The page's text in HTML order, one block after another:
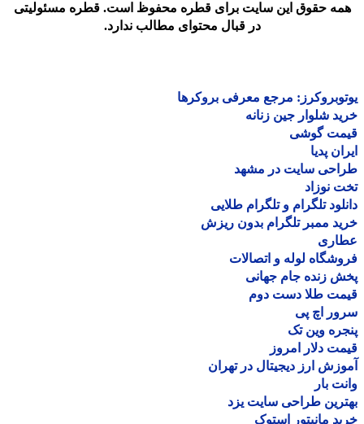
حقوق این سایت برای قطره محفوظ است. قطره مسئولیتی
در قبال محتوای مطالب ندارد.
مرجع معرفی بروکرها
شلوار جین زنانه
گوشی
پدیا
سایت در مشهد
نوزاد
تلگرام و تلگرام طلایی
ممبر تلگرام بدون ریزش
لوله و اتصالات
زنده جام جهانی
طلا دست دوم
اچ پی
وین تک
دلار امروز
ارز دیجیتال در تهران
بار
طراحی سایت یزد
مانیتور استوک